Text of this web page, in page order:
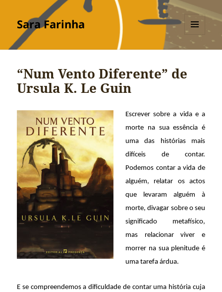
Sara Farinha
MENU
“Num Vento Diferente” de
Ursula K. Le Guin
Escrever sobre a vida e a
morte na sua essência é
uma das histórias mais
difíceis de contar.
Podemos contar a vida de
alguém, relatar os actos
que levaram alguém à
morte, divagar sobre o seu
significado metafísico,
mas relacionar viver e
morrer na sua plenitude é
uma tarefa árdua.
E se compreendemos a dificuldade de contar uma história cuja